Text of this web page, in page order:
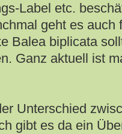
Label etc.
geht es auch
Balea biplicata
Ganz aktuell ist
Unterschied
gibt es da ein